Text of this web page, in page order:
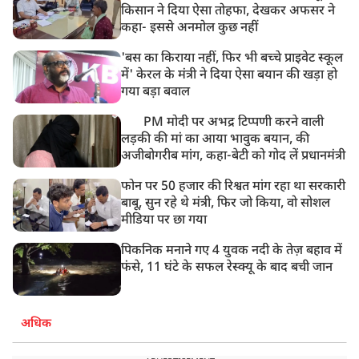
8:19 AM
PM मोदी आज IIT दिल्ली के दीक्षांत समारोह में शामिल होंगे
किसान ने दिया ऐसा तोहफा, देखकर अफसर ने
कहा- इससे अनमोल कुछ नहीं
'बस का किराया नहीं, फिर भी बच्चे प्राइवेट स्कूल
में' केरल के मंत्री ने दिया ऐसा बयान की खड़ा हो
गया बड़ा बवाल
PM मोदी पर अभद्र टिप्पणी करने वाली
लड़की की मां का आया भावुक बयान, की
अजीबोगरीब मांग, कहा-बेटी को गोद लें प्रधानमंत्री
फोन पर 50 हजार की रिश्वत मांग रहा था सरकारी
बाबू, सुन रहे थे मंत्री, फिर जो किया, वो सोशल
मीडिया पर छा गया
पिकनिक मनाने गए 4 युवक नदी के तेज़ बहाव में
फंसे, 11 घंटे के सफल रेस्क्यू के बाद बची जान
अधिक